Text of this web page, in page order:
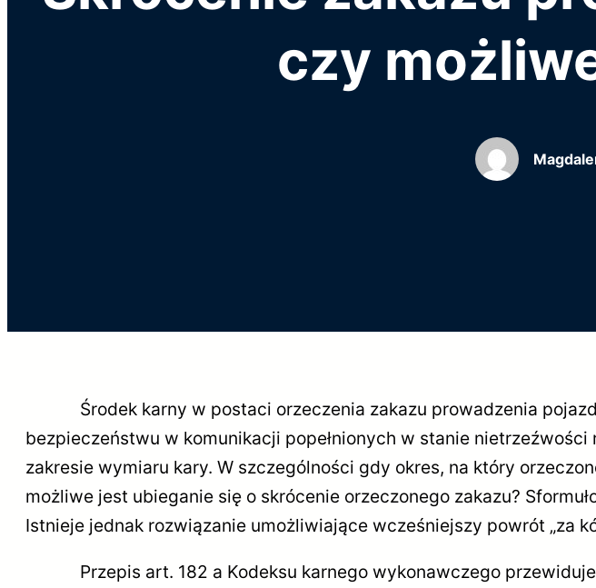
czy
Środek karny w postaci orzeczenia zakazu prowadzenia
bezpieczeństwu w komunikacji popełnionych w stanie
zakresie wymiaru kary. W szczególności gdy okres, na który
możliwe jest ubieganie się o skrócenie orzeczonego zakazu?
Istnieje jednak rozwiązanie umożliwiające wcześniejszy powrót „za
Przepis art. 182 a Kodeksu karnego wykonawczego